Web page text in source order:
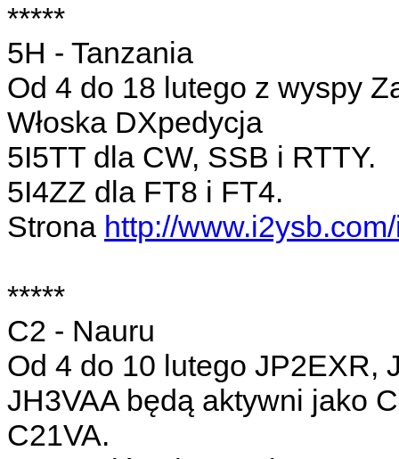
*****
5H - Tanzania
Od 4 do 18 lutego z wyspy
Włoska DXpedycja
5I5TT dla CW, SSB i RTTY.
5I4ZZ dla FT8 i FT4.
Strona http://
*****
C2 - Nauru
Od 4 do 10 lutego JP2EXR,
JH3VAA będą aktywni jako
C21VA.